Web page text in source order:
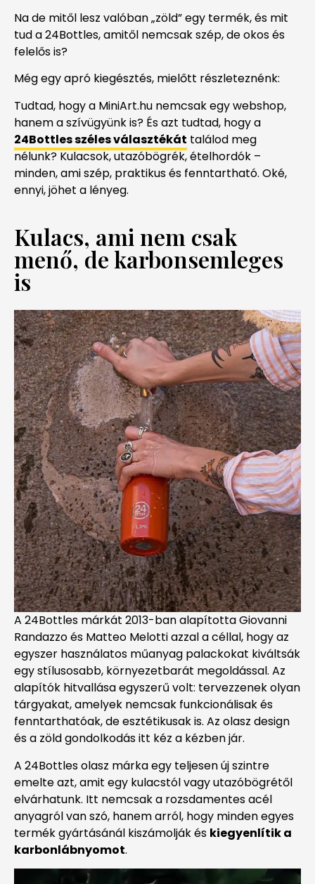
Na de mitől lesz valóban „zöld” egy termék, és mit
tud a 24Bottles, amitől nemcsak szép, de okos és
felelős is?
Még egy apró kiegésztés, mielőtt részleteznénk:
Tudtad, hogy a MiniArt.hu nemcsak egy webshop,
hanem a szívügyünk is? És azt tudtad, hogy a
24Bottles széles választékát találod meg
nélunk? Kulacsok, utazóbögrék, ételhordók –
minden, ami szép, praktikus és fenntartható. Oké,
ennyi, jöhet a lényeg.
Kulacs, ami nem csak
menő, de karbonsemleges
is
A 24Bottles márkát 2013-ban alapította Giovanni
Randazzo és Matteo Melotti azzal a céllal, hogy az
egyszer használatos műanyag palackokat kiváltsák
egy stílusosabb, környezetbarát megoldással. Az
alapítók hitvallása egyszerű volt: tervezzenek olyan
tárgyakat, amelyek nemcsak funkcionálisak és
fenntarthatóak, de esztétikusak is. Az olasz design
és a zöld gondolkodás itt kéz a kézben jár.
A 24Bottles olasz márka egy teljesen új szintre
emelte azt, amit egy kulacstól vagy utazóbögrétől
elvárhatunk. Itt nemcsak a rozsdamentes acél
anyagról van szó, hanem arról, hogy minden egyes
termék gyártásánál kiszámolják és kiegyenlítik a
karbonlábnyomot.